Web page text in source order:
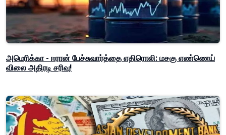
அமெரிக்கா - ஈரான் பேச்சுவார்த்தை எதிரொலி: மசகு எண்ணெய்
விலை அதிரடி சரிவு!